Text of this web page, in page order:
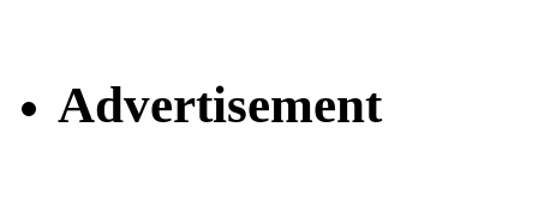
Advertisement